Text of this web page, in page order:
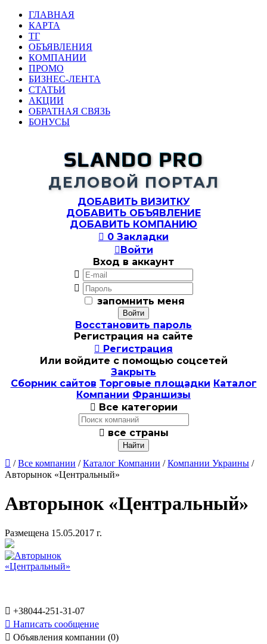
ГЛАВНАЯ
КАРТА
ТГ
ОБЪЯВЛЕНИЯ
КОМПАНИИ
ПРОМО
БИЗНЕС-ЛЕНТА
СТАТЬИ
АКЦИИ
ОБРАТНАЯ СВЯЗЬ
БОНУСЫ
SLANDO PRO
ДЕЛОВОЙ ПОРТАЛ
ДОБАВИТЬ ВИЗИТКУ
ДОБАВИТЬ ОБЪЯВЛЕНИЕ
ДОБАВИТЬ КОМПАНИЮ
 0 Закладки
Войти
Вход в аккаунт


запомнить меня
Восстановить пароль
Регистрация на сайте
 Регистрация
Или войдите с помощью соцсетей
Закрыть
Сборник сайтов Торговые площадки Каталог
Компании Франшизы
 Все категории
 все страны
 /Все компании /Каталог Компании /Компании Украины /
Авторынок «Центральный»
Авторынок «Центральный»
Размещена 15.05.2017 г.
 +38044-251-31-07
 Написать сообщение
 Объявления компании (0)